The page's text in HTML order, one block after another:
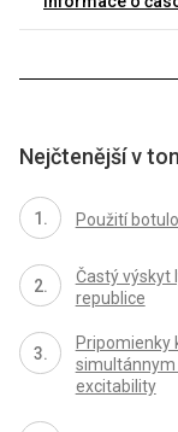
Nejčtenější v
Použití
Častý výskyt
republice
Pripomienky
excitability